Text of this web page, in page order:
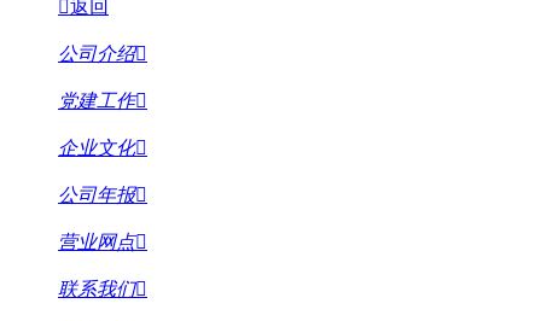
返回
公司介绍
党建工作
企业文化
公司年报
营业网点
联系我们